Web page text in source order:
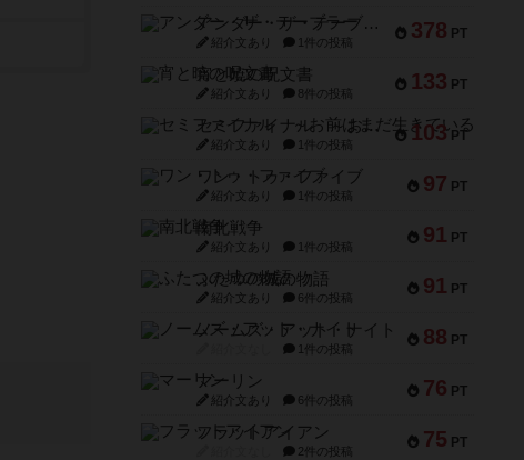
378 PT
アンダー・ザ・テーブラー
紹介文あり 1件の投稿
133 PT
宵と暁の呪文書
紹介文あり 8件の投稿
103 PT
セミファイナル ～お前はまだ生きている～
紹介文あり 1件の投稿
97 PT
ワン・トゥ・ファイブ
紹介文あり 1件の投稿
91 PT
南北戦争
紹介文あり 1件の投稿
91 PT
ふたつの城の物語
紹介文あり 6件の投稿
88 PT
ノームズ・アット・ナイト
1件の投稿
76 PT
マーリン
紹介文あり 6件の投稿
75 PT
フラットアイアン
2件の投稿